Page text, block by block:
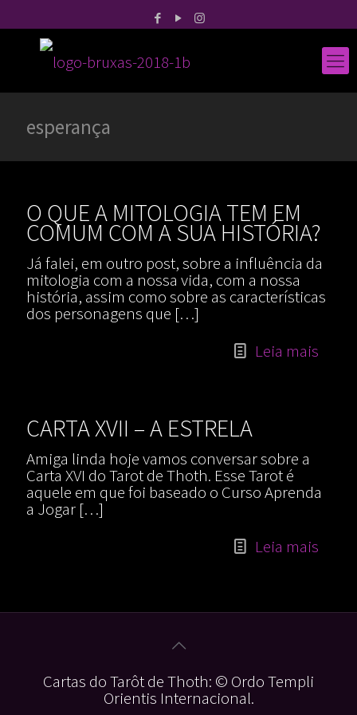
esperança
O QUE A MITOLOGIA TEM EM
COMUM COM A SUA HISTÓRIA?
Já falei, em outro post, sobre a influência da
mitologia com a nossa vida, com a nossa
história, assim como sobre as características
dos personagens que […]
Leia mais
CARTA XVII – A ESTRELA
Amiga linda hoje vamos conversar sobre a
Carta XVI do Tarot de Thoth. Esse Tarot é
aquele em que foi baseado o Curso Aprenda
a Jogar […]
Leia mais
Cartas do Tarôt de Thoth: © Ordo Templi
Orientis Internacional.